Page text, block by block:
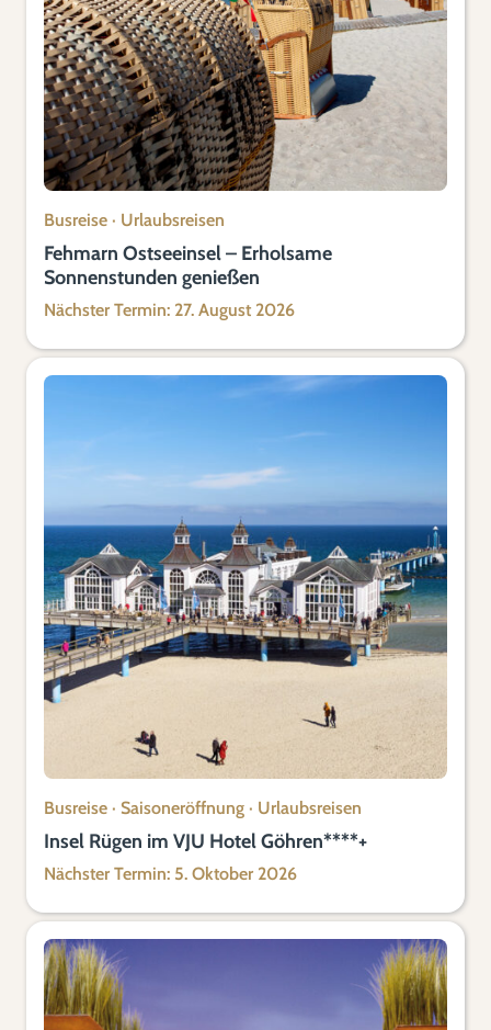
Busreise · Urlaubsreisen
Fehmarn Ostseeinsel – Erholsame
Sonnenstunden genießen
Nächster Termin: 27. August 2026
Busreise · Saisoneröffnung · Urlaubsreisen
Insel Rügen im VJU Hotel Göhren****+
Nächster Termin: 5. Oktober 2026